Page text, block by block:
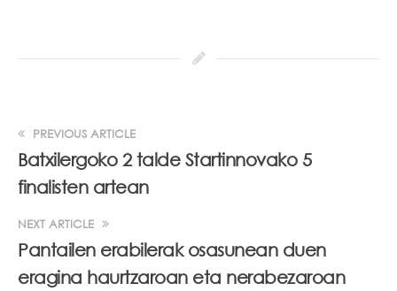
PREVIOUS ARTICLE
Batxilergoko 2 talde Startinnovako 5
finalisten artean
NEXT ARTICLE
Pantailen erabilerak osasunean duen
eragina haurtzaroan eta nerabezaroan